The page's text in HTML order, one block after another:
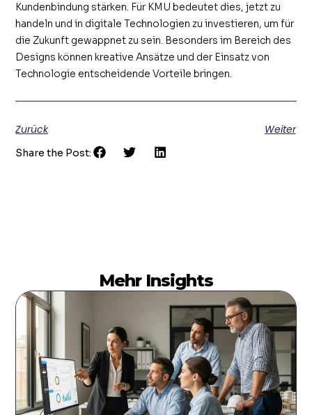
Kundenbindung stärken. Für KMU bedeutet dies, jetzt zu
handeln und in digitale Technologien zu investieren, um für
die Zukunft gewappnet zu sein. Besonders im Bereich des
Designs können kreative Ansätze und der Einsatz von
Technologie entscheidende Vorteile bringen.
Zurück Weiter
Share the Post:
Mehr Insights